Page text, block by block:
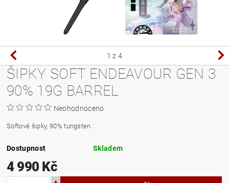
1 z 4
ŠIPKY SOFT ENDEAVOUR GEN 3
90% 19G BARREL
Neohodnoceno
Softové šipky, 90% tungsten.
Dostupnost Skladem
4 990 Kč